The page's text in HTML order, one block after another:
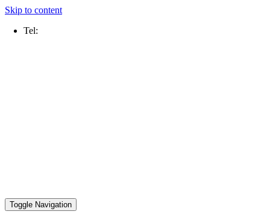
Skip to content
Tel:
Toggle Navigation